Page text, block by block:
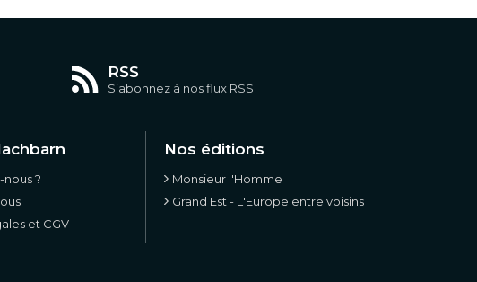
RSS
S’abonnez à nos flux RSS
?
et CGV
Nos éditions
Monsieur l'Homme
Grand Est - L'Europe entre voisins